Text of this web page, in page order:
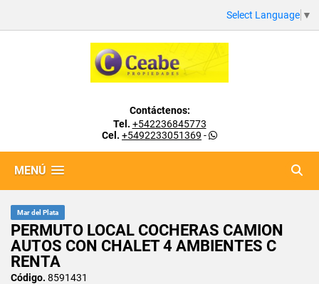
Select Language ▼
Contáctenos:
Tel. +542236845773
Cel. +5492233051369 -
MENÚ
Mar del Plata
PERMUTO LOCAL COCHERAS CAMION
AUTOS CON CHALET 4 AMBIENTES C
RENTA
Código. 8591431